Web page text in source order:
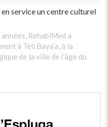
service un centre culturel
RehabiMed a
à Tell Baya’a, à la
de la ville de l’âge du